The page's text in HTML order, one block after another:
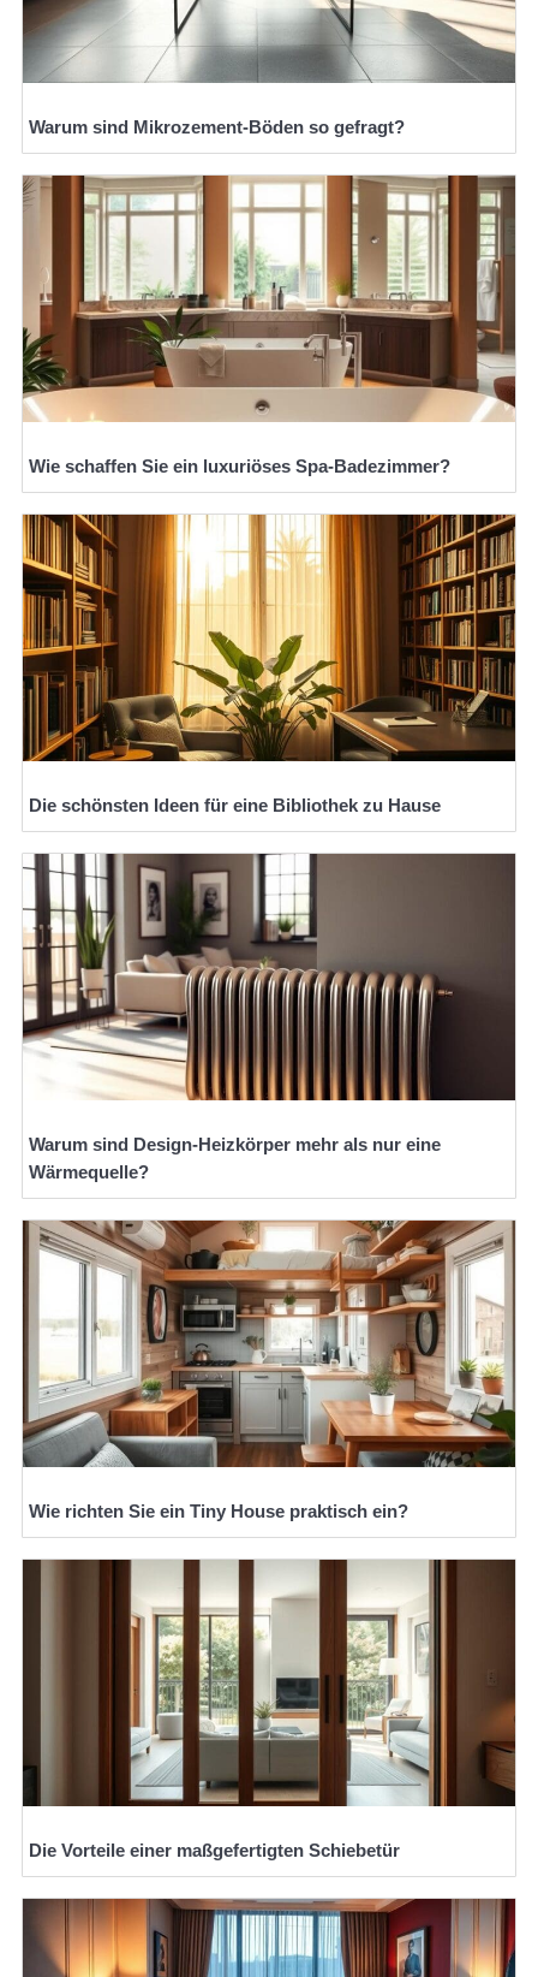
Warum sind Mikrozement-Böden so gefragt?
Wie schaffen Sie ein luxuriöses Spa-Badezimmer?
Die schönsten Ideen für eine Bibliothek zu Hause
Warum sind Design-Heizkörper mehr als nur eine
Wärmequelle?
Wie richten Sie ein Tiny House praktisch ein?
Die Vorteile einer maßgefertigten Schiebetür